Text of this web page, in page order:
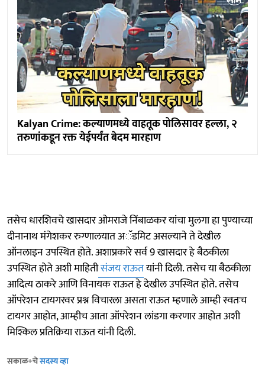
Kalyan Crime: कल्याणमध्ये वाहतूक पोलिसावर हल्ला, २
तरुणांकडून रक्त येईपर्यंत बेदम मारहाण
तसेच धारशिवचे खासदार ओमराजे निंबाळकर यांचा मुलगा हा पुण्याच्या
दीनानाथ मंगेशकर रुग्णालयात अॅडमिट असल्याने ते देखील
ऑनलाइन उपस्थित होते. अशाप्रकारे सर्व 9 खासदार हे बैठकीला
उपस्थित होते अशी माहितीसंजय राऊतयांनी दिली. तसेच या बैठकीला
आदित्य ठाकरे आणि विनायक राऊत हे देखील उपस्थित होते. तसेच
ऑपरेशन टायगरवर प्रश्न विचारला असता राऊत म्हणाले आम्ही स्वतःच
टायगर आहोत, आम्हीच आता ऑपरेशन लांडगा करणार आहोत अशी
मिश्किल प्रतिक्रिया राऊत यांनी दिली.
सकाळ+चेसदस्य व्हा